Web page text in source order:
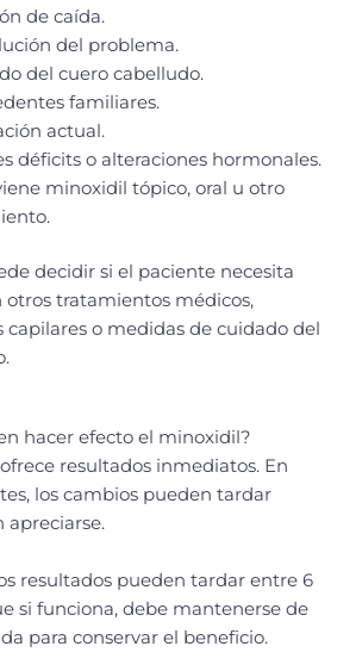
de caída.
del problema.
del cuero cabelludo.
familiares.
actual.
déficits o alteraciones hormonales.
minoxidil tópico, oral u otro
decidir si el paciente necesita
tratamientos médicos,
o medidas de cuidado del
hacer efecto el minoxidil?
resultados inmediatos. En
los cambios pueden tardar
apreciarse.
resultados pueden tardar entre 6
si funciona, debe mantenerse de
para conservar el beneficio.